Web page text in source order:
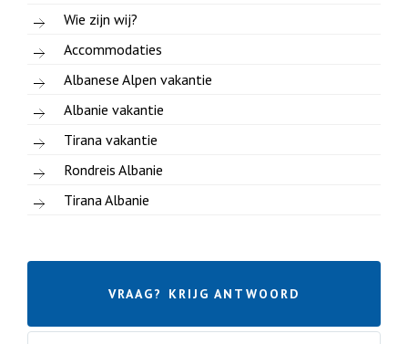
Wie zijn wij?
Accommodaties
Albanese Alpen vakantie
Albanie vakantie
Tirana vakantie
Rondreis Albanie
Tirana Albanie
VRAAG? KRIJG ANTWOORD